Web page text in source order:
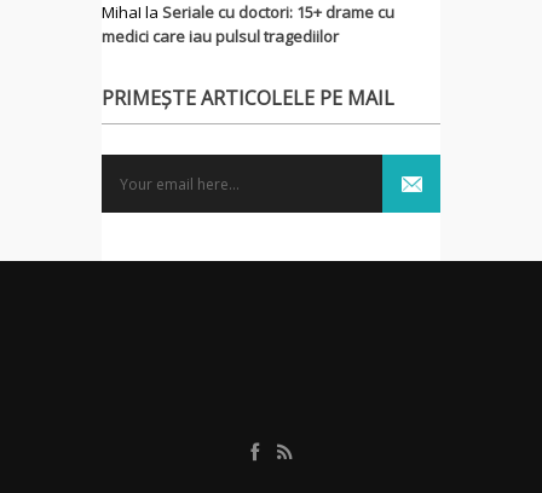
MihaI la Seriale cu doctori: 15+ drame cu
medici care iau pulsul tragediilor
PRIMEȘTE ARTICOLELE PE MAIL